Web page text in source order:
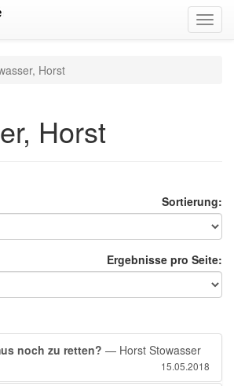
Horst
Horst
Sortierung:
Ergebnisse pro Seite:
noch zu retten? — Horst Stowasser
15.05.2018